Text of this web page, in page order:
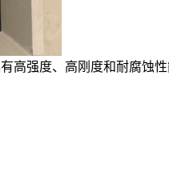
高强度、高刚度和耐腐蚀